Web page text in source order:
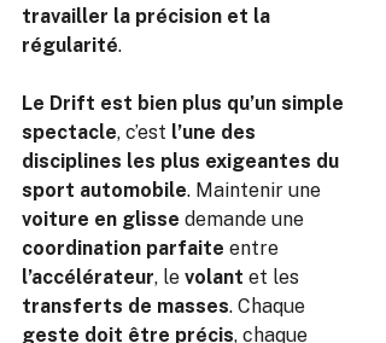
travailler la précision et la
régularité.
Le Drift est bien plus qu’un simple
spectacle, c’est l’une des
disciplines les plus exigeantes du
sport automobile. Maintenir une
voiture en glisse demande une
coordination parfaite entre
l’accélérateur, le volant et les
transferts de masses. Chaque
geste doit être précis, chaque